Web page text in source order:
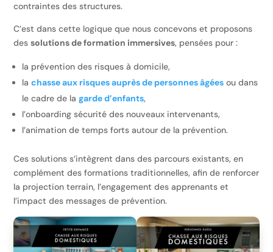
contraintes des structures.
C’est dans cette logique que nous concevons et proposons
dessolutions de formation immersives, pensées pour :
la prévention des risques à domicile,
lachasse aux risques auprès de personnes âgées ou dans
le cadre de lagarde d’enfants,
l’onboarding sécurité des nouveaux intervenants,
l’animation de temps forts autour de la prévention.
Ces solutions s’intègrent dans des parcours existants, en
complément des formations traditionnelles, afin de renforcer
la projection terrain, l’engagement des apprenants et
l’impact des messages de prévention.